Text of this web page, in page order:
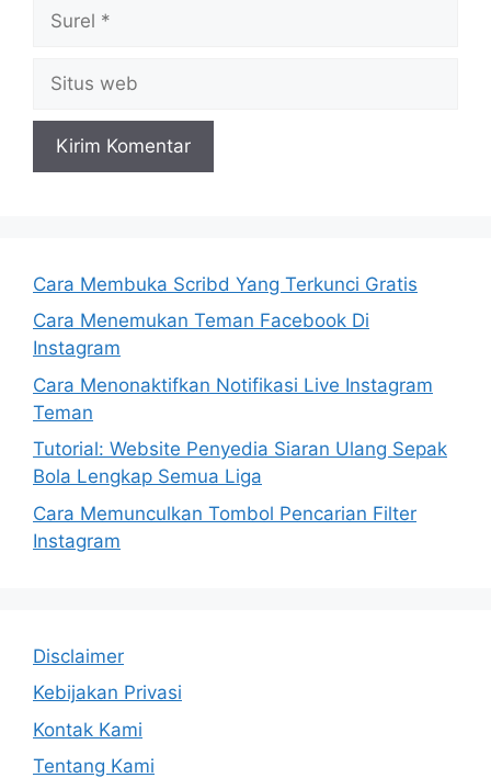
web
Cara Membuka Scribd Yang Terkunci Gratis
Cara Menemukan Teman Facebook Di
Instagram
Cara Menonaktifkan Notifikasi Live Instagram
Teman
Tutorial: Website Penyedia Siaran Ulang Sepak
Bola Lengkap Semua Liga
Cara Memunculkan Tombol Pencarian Filter
Instagram
Disclaimer
Kebijakan Privasi
Kontak Kami
Tentang Kami